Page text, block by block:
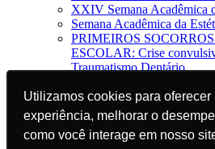
Utilizamos cookies para oferecer
experiência, melhorar o
como você interage em nosso
Utilizamos cookies para oferecer
experiência, melhorar o
como você interage em nosso
XXIV Semana Acadêmica
Semana Acadêmica da
PRIMEIROS
ESCOLAR: Crise
Traumatismo Dentário
Jornal da Unisc
Notícias
Imprensa
Blog EAD